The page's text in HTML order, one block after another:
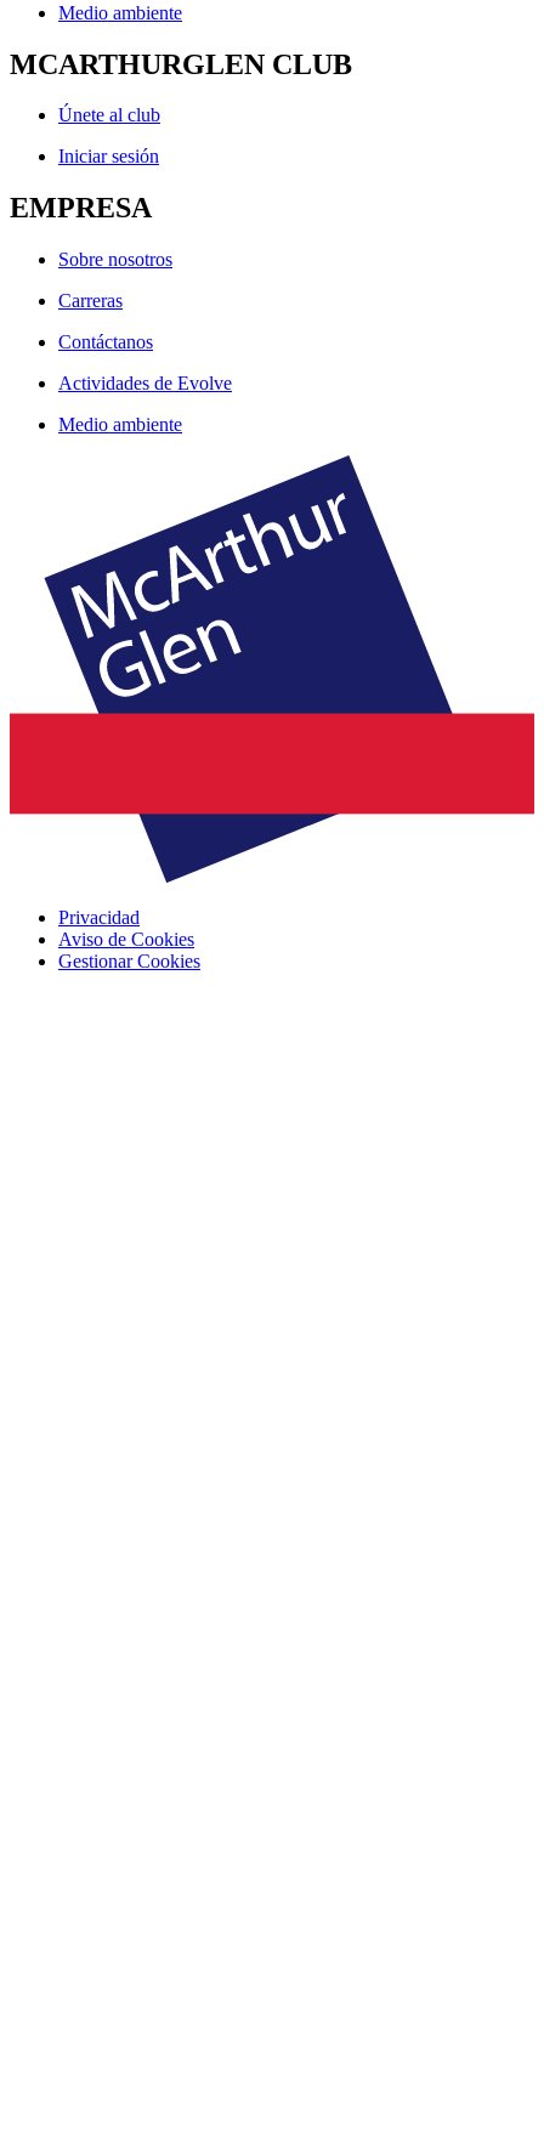
Medio ambiente
MCARTHURGLEN CLUB
Únete al club
Iniciar sesión
EMPRESA
Sobre nosotros
Carreras
Contáctanos
Actividades de Evolve
Medio ambiente
Privacidad
Aviso de Cookies
Gestionar Cookies